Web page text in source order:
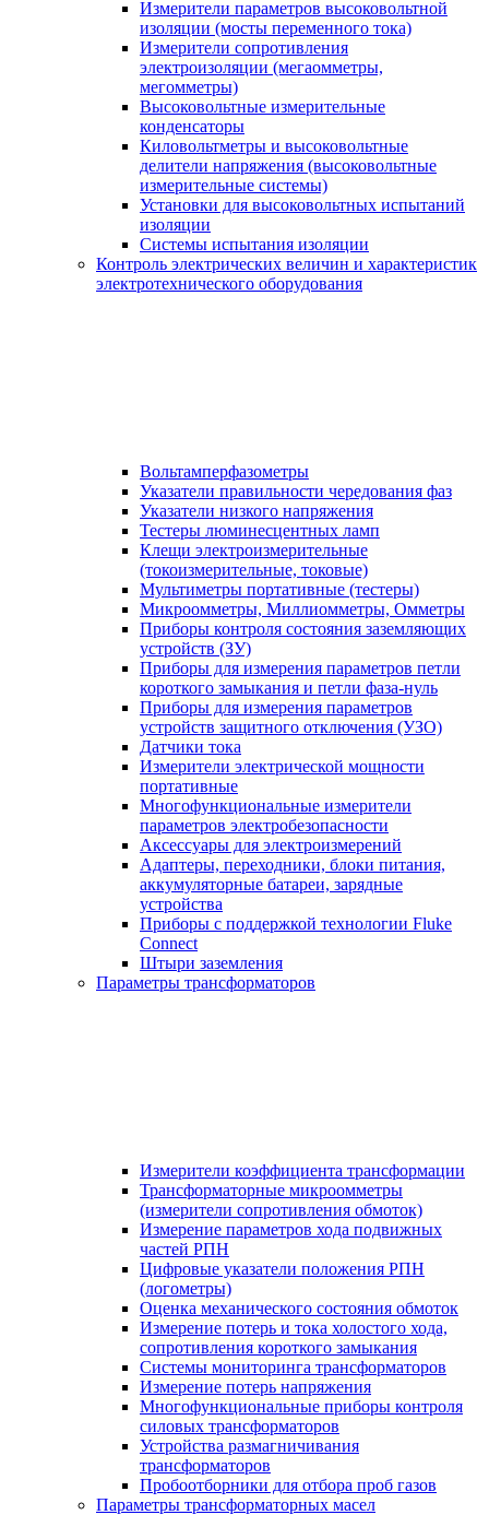
Измерители параметров высоковольтной
изоляции (мосты переменного тока)
Измерители сопротивления
электроизоляции (мегаомметры,
мегомметры)
Высоковольтные измерительные
конденсаторы
Киловольтметры и высоковольтные
делители напряжения (высоковольтные
измерительные системы)
Установки для высоковольтных испытаний
изоляции
Системы испытания изоляции
Контроль электрических величин и характеристик
электротехнического оборудования
Вольтамперфазометры
Указатели правильности чередования фаз
Указатели низкого напряжения
Тестеры люминесцентных ламп
Клещи электроизмерительные
(токоизмерительные, токовые)
Мультиметры портативные (тестеры)
Микроомметры, Миллиомметры, Омметры
Приборы контроля состояния заземляющих
устройств (ЗУ)
Приборы для измерения параметров петли
короткого замыкания и петли фаза-нуль
Приборы для измерения параметров
устройств защитного отключения (УЗО)
Датчики тока
Измерители электрической мощности
портативные
Многофункциональные измерители
параметров электробезопасности
Аксессуары для электроизмерений
Адаптеры, переходники, блоки питания,
аккумуляторные батареи, зарядные
устройства
Приборы с поддержкой технологии Fluke
Connect
Штыри заземления
Параметры трансформаторов
Измерители коэффициента трансформации
Трансформаторные микроомметры
(измерители сопротивления обмоток)
Измерение параметров хода подвижных
частей РПН
Цифровые указатели положения РПН
(логометры)
Оценка механического состояния обмоток
Измерение потерь и тока холостого хода,
сопротивления короткого замыкания
Системы мониторинга трансформаторов
Измерение потерь напряжения
Многофункциональные приборы контроля
силовых трансформаторов
Устройства размагничивания
трансформаторов
Пробоотборники для отбора проб газов
Параметры трансформаторных масел